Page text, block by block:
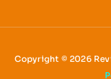
Copyright © 2026